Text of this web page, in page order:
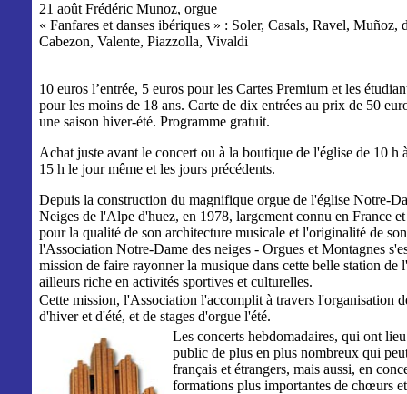
21 août Frédéric Munoz, orgue
« Fanfares et danses ibériques » : Soler, Casals, Ravel, Muñoz,
Cabezon, Valente, Piazzolla, Vivaldi
10 euros l’entrée, 5 euros pour les Cartes Premium et les
pour les moins de 18 ans. Carte de dix entrées au prix de 50
une saison hiver-été. Programme gratuit.
Achat juste avant le concert ou à la boutique de l'église de 10 h
15 h le jour même et les jours précédents.
Depuis la construction du magnifique orgue de l'église Notre-
Neiges de l'Alpe d'huez, en 1978, largement connu en France
pour la qualité de son architecture musicale et l'originalité de
l'Association Notre-Dame des neiges - Orgues et Montagnes
mission de faire rayonner la musique dans cette belle station de
ailleurs riche en activités sportives et culturelles.
Cette mission, l'Association l'accomplit à travers l'organisation
d'hiver et d'été, et de stages d'orgue l'été.
Les concerts hebdomadaires, qui ont
public de plus en plus nombreux qui
français et étrangers, mais aussi, en
formations plus importantes de chœurs